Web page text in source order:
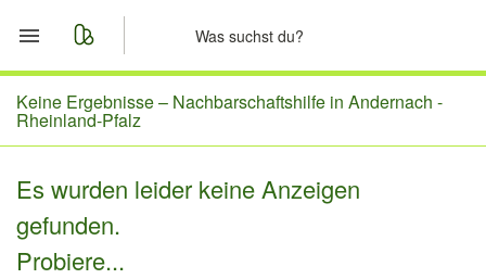
Start
Merkliste
Nachrichten
Anzeige aufgeben
Keine Ergebnisse – Nachbarschaftshilfe in Andernach -
Rheinland-Pfalz
Es wurden leider keine Anzeigen
gefunden.
Probiere...